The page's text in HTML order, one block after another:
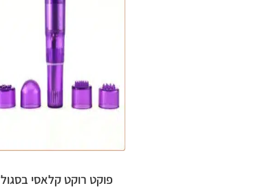
פוקט רוקט קלאסי בסגול